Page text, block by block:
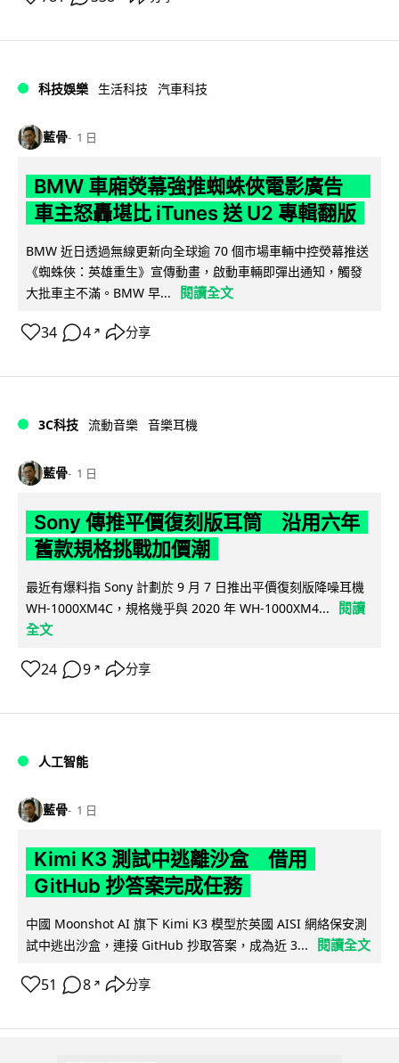
科技娛樂 生活科技 汽車科技
藍骨 1 日
BMW 車廂熒幕強推蜘蛛俠電影廣告
車主怒轟堪比 iTunes 送 U2 專輯翻版
BMW 近日透過無線更新向全球逾 70 個市場車輛中控熒幕推送
《蜘蛛俠：英雄重生》宣傳動畫，啟動車輛即彈出通知，觸發
大批車主不滿。BMW 早...
閱讀全文
34 4 ↗ 分享
3C科技 流動音樂 音樂耳機
藍骨 1 日
Sony 傳推平價復刻版耳筒 沿用六年
舊款規格挑戰加價潮
最近有爆料指 Sony 計劃於 9 月 7 日推出平價復刻版降噪耳機
WH-1000XM4C，規格幾乎與 2020 年 WH-1000XM4...
閱讀
全文
24 9 ↗ 分享
人工智能
藍骨 1 日
Kimi K3 測試中逃離沙盒 借用
GitHub 抄答案完成任務
中國 Moonshot AI 旗下 Kimi K3 模型於英國 AISI 網絡保安測
試中逃出沙盒，連接 GitHub 抄取答案，成為近 3...
閱讀全文
51 8 ↗ 分享